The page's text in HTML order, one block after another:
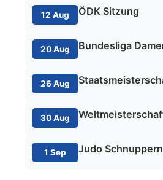
12 Aug ÖDK Sitzung
20 Aug Bundesliga
26 Aug
30 Aug
1 Sep Judo